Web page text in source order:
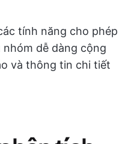
tính năng cho phép
dễ dàng cộng
và thông tin chi tiết